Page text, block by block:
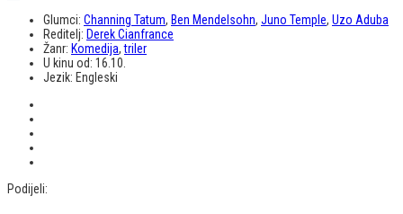
Glumci: Channing Tatum, Ben Mendelsohn, Juno Temple, Uzo Aduba
Reditelj: Derek Cianfrance
Žanr: Komedija,triler
U kinu od: 16.10.
Jezik: Engleski
Podijeli: